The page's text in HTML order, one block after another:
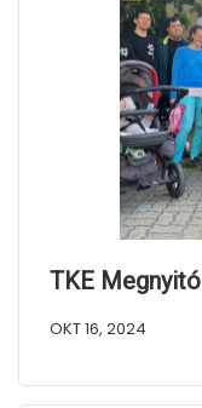
TKE Megnyitó
OKT 16, 2024